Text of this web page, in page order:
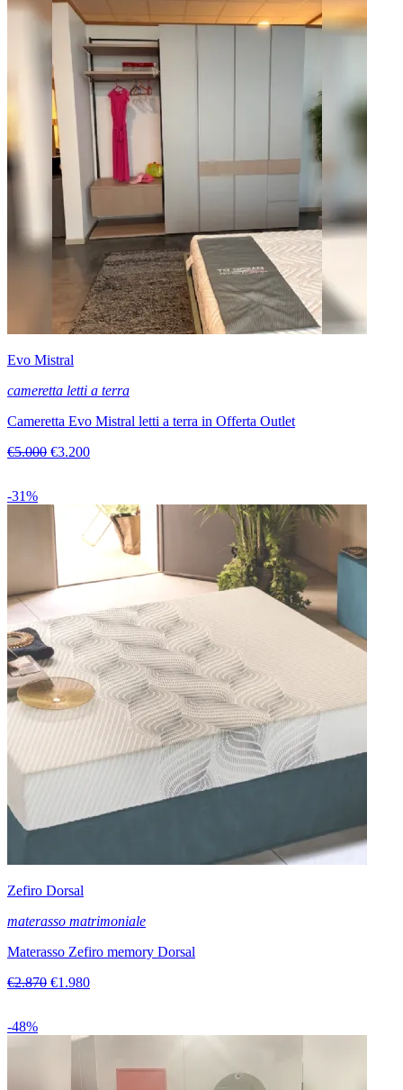
Evo Mistral
cameretta letti a terra
Cameretta Evo Mistral letti a terra in Offerta Outlet
€5.000 €3.200
-31%
Zefiro Dorsal
materasso matrimoniale
Materasso Zefiro memory Dorsal
€2.870 €1.980
-48%